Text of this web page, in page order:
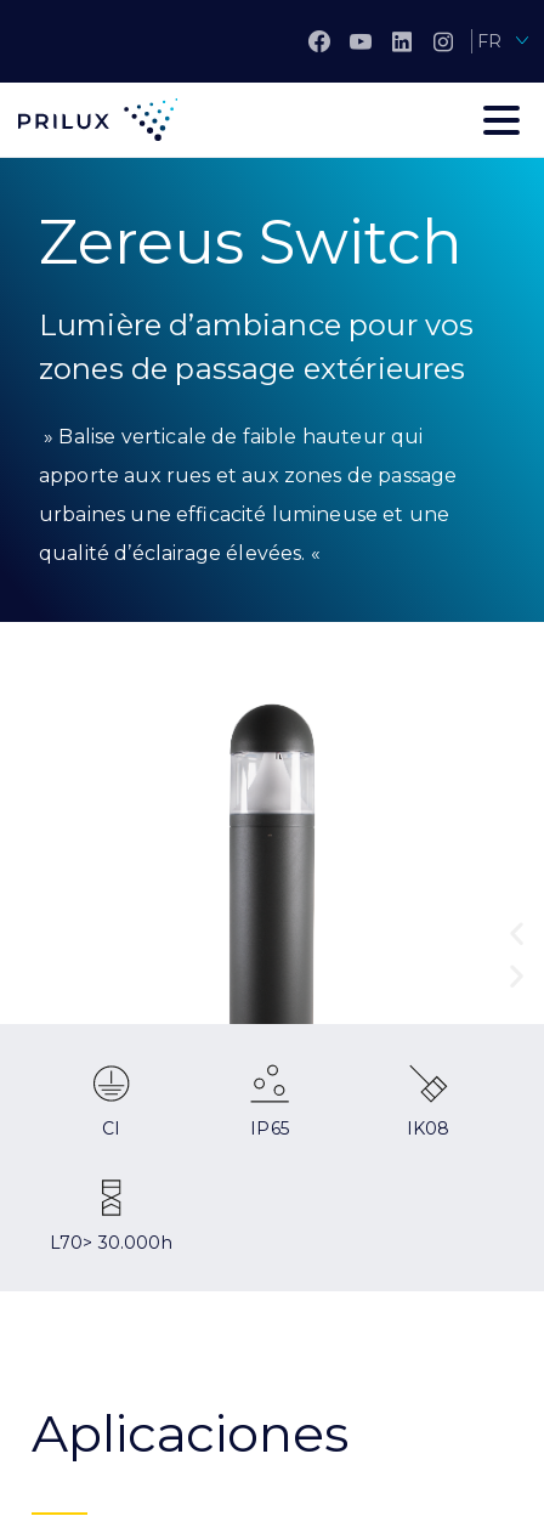
FR
Zereus Switch
Lumière d’ambiance pour vos
zones de passage extérieures
» Balise verticale de faible hauteur qui
apporte aux rues et aux zones de passage
urbaines une efficacité lumineuse et une
qualité d’éclairage élevées. «
CI IP65 IK08
L70> 30.000h
Aplicaciones